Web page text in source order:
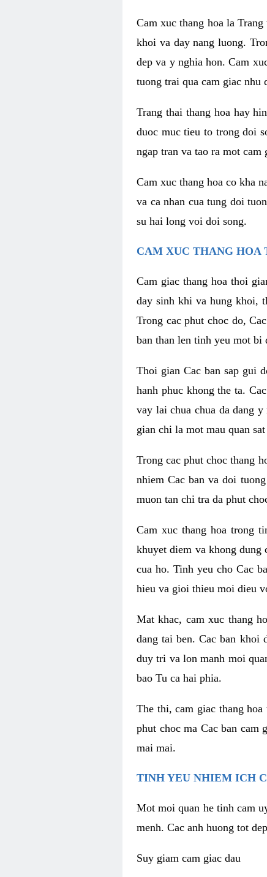
Cam xuc thang hoa la
khoi va day nang luong.
dep va y nghia hon. Cam
tuong trai qua cam giac nhu
Trang thai thang hoa hay
duoc muc tieu to trong doi
ngap tran va tao ra mot cam
Cam xuc thang hoa co kha
va ca nhan cua tung doi
su hai long voi doi song.
CAM XUC THANG HOA
Cam giac thang hoa thoi
day sinh khi va hung khoi,
Trong cac phut choc do,
ban than len tinh yeu mot bi
Thoi gian Cac ban sap gui
hanh phuc khong the ta.
vay lai chua chua da dang
gian chi la mot mau quan
Trong cac phut choc thang
nhiem Cac ban va doi
muon tan chi tra da phut
Cam xuc thang hoa trong
khuyet diem va khong dung
cua ho. Tinh yeu cho Cac
hieu va gioi thieu moi dieu
Mat khac, cam xuc thang
dang tai ben. Cac ban khoi
duy tri va lon manh moi
bao Tu ca hai phia.
The thi, cam giac thang
phut choc ma Cac ban cam
mai mai.
TINH YEU NHIEM ICH
Mot moi quan he tinh cam
menh. Cac anh huong tot
Suy giam cam giac dau